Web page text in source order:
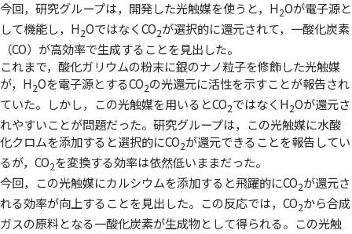
今回，研究グループは，開発した光触媒を使うと，H2Oが電子源と
して機能し，H2OではなくCO2が選択的に還元されて，一酸化炭素
（CO）が高効率で生成することを見出した。
これまで，酸化ガリウムの粉末に銀のナノ粒子を修飾した光触媒
が，H2Oを電子源とするCO2の光還元に活性を示すことが報告され
ていた。しかし，この光触媒を用いるとCO2ではなくH2Oが還元さ
れやすいことが問題だった。研究グループは，この光触媒に水酸
化クロムを添加すると選択的にCO2が還元できることを報告してい
るが，CO2を変換する効率は依然低いままだった。
今回，この光触媒にカルシウムを添加すると飛躍的にCO2が還元さ
れる効率が向上することを見出した。この反応では，CO2から合成
ガスの原料となる一酸化炭素が生成物として得られる。この光触